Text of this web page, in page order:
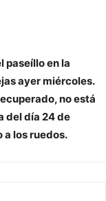
paseíllo en la
ayer miércoles.
no está
del día 24 de
a los ruedos.